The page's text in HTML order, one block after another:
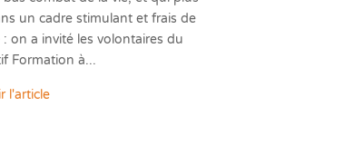
un cadre stimulant et frais de
: on a invité les volontaires du
Formation à...
l'article